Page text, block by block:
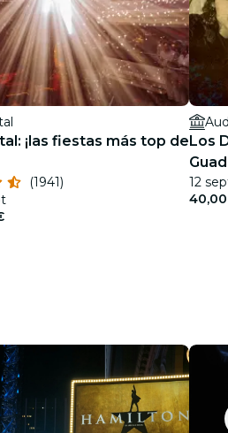
¡las fiestas más top de
(1941)
Los
2026
12